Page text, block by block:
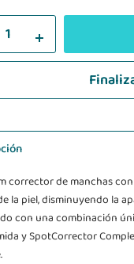
corrector de manchas
la piel, disminuyendo la
con una combinación
y SpotCorrector